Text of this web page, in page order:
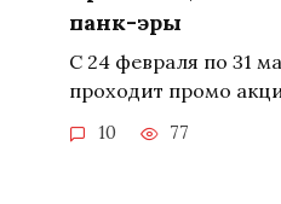
панк-эры
С 24 февраля по 31
проходит промо
10 77